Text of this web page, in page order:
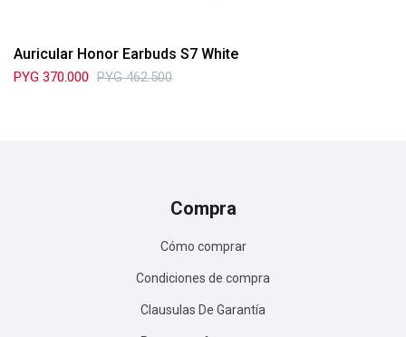
Auricular Honor Earbuds S7 White
PYG 370.000 PYG 462.500
Compra
Cómo comprar
Condiciones de compra
Clausulas De Garantía